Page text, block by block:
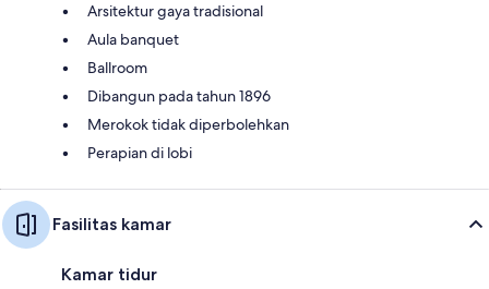
Arsitektur gaya tradisional
Aula banquet
Ballroom
Dibangun pada tahun 1896
Merokok tidak diperbolehkan
Perapian di lobi
Fasilitas kamar
Kamar tidur